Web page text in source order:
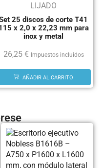
LIJADO
25 discos de corte T41
x 2,0 x 22,23 mm para
inox y metal
26,25 € Impuestos incluidos
AÑADIR AL CARRITO